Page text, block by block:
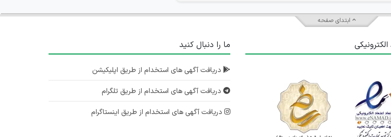
ابتدای صفحه
ما را دنبال کنید
دریافت آگهی های استخدام از طریق اپلیکیشن
دریافت آگهی های استخدام از طریق تلگرام
دریافت آگهی های استخدام از طریق اینستاگرام